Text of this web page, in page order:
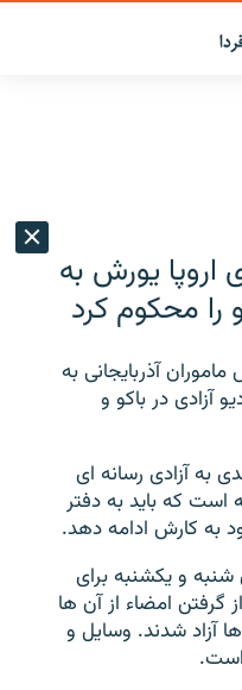
یورش به
را محکوم کرد
آذربایجانی به
آزادی در باکو و
به آزادی رسانه ای
است که باید به دفتر
به کارش ادامه دهد.
شنبه و یکشنبه برای
گرفتن امضاء از آن ها
آزاد شدند. وسایل و
است.